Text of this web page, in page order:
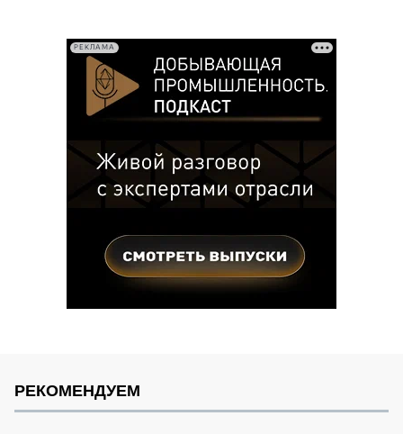
РЕКЛАМА
РЕКОМЕНДУЕМ